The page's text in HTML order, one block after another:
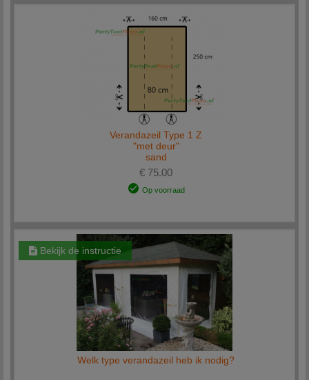
Verandazeil Type 1 Z
"met deur"
sand
€ 75.00
Op voorraad
Bekijk de instructie
Welk type verandazeil heb ik nodig?